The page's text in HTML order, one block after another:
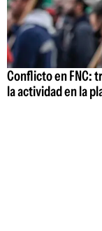
Conflicto en FNC:
la actividad en la